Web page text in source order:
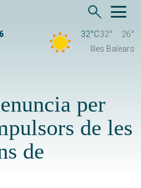
32°C32°
26°
Illes Balears
per
de les
de